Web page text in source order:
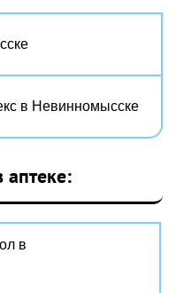
в Невинномысске
аптеке: